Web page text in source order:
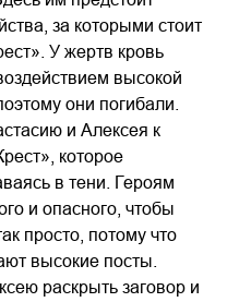
за которыми стоит
У жертв кровь
высокой
они погибали.
и Алексея к
которое
в тени. Героям
и опасного, чтобы
просто, потому что
высокие посты.
раскрыть заговор и